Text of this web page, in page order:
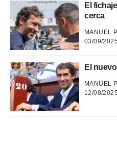
un
o acceder
datos
El
cerca
MANUEL
03/09/
El
MANUEL
12/08/